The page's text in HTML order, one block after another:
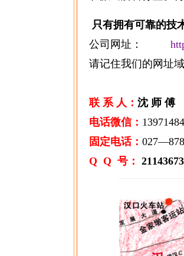
只有拥有可靠的技
公司网址：
请记住我们的网址
联 系 人： 沈 师 傅
电话微信：
固定电话：
Q Q 号：